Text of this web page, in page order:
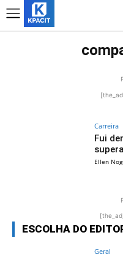
Carreira
Fui
Ellen
ESCOLHA DO
Geral